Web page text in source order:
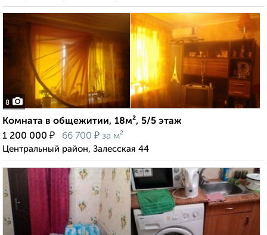
8
Комната в общежитии, 18м², 5/5 этаж
1 200 000 ₽ 66 700 ₽ за м²
Центральный район, Залесская 44